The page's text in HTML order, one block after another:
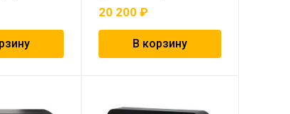
20 200₽
В корзину